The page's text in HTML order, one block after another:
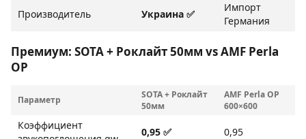
Производитель Украина ✅
Импорт
Германия
Премиум: SOTA + Роклайт 50мм vs AMF Perla
OP
Параметр
SOTA + Роклайт
50мм
AMF Perla OP
600×600
Коэффициент
0,95 ✅ 0,95